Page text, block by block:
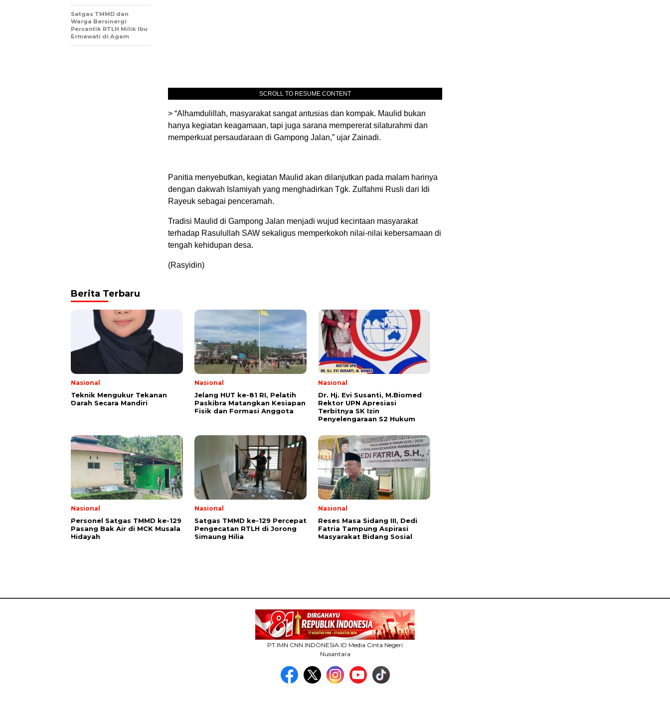
SCROLL TO RESUME CONTENT
> “Alhamdulillah, masyarakat sangat antusias dan kompak. Maulid bukan
hanya kegiatan keagamaan, tapi juga sarana mempererat silaturahmi dan
memperkuat persaudaraan di Gampong Jalan,” ujar Zainadi.
Panitia menyebutkan, kegiatan Maulid akan dilanjutkan pada malam harinya
dengan dakwah Islamiyah yang menghadirkan Tgk. Zulfahmi Rusli dari Idi
Rayeuk sebagai penceramah.
Tradisi Maulid di Gampong Jalan menjadi wujud kecintaan masyarakat
terhadap Rasulullah SAW sekaligus memperkokoh nilai-nilai kebersamaan di
tengah kehidupan desa.
(Rasyidin)
Satgas TMMD dan
Warga Bersinergi
Percantik RTLH Milik Ibu
Ermawati di Agam
Berita Terbaru
Nasional
Teknik Mengukur Tekanan
Darah Secara Mandiri
Nasional
Jelang HUT ke-81 RI, Pelatih
Paskibra Matangkan Kesiapan
Fisik dan Formasi Anggota
Nasional
Dr. Hj. Evi Susanti, M.Biomed
Rektor UPN Apresiasi
Terbitnya SK Izin
Penyelengaraan S2 Hukum
Nasional
Personel Satgas TMMD ke-129
Pasang Bak Air di MCK Musala
Hidayah
Nasional
Satgas TMMD ke-129 Percepat
Pengecatan RTLH di Jorong
Simaung Hilia
Nasional
Reses Masa Sidang III, Dedi
Fatria Tampung Aspirasi
Masyarakat Bidang Sosial
PT.IMN CNN INDONESIA.ID Media Cinta Negeri
Nusantara